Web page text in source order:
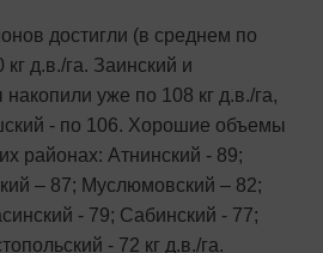
достигли (в среднем по
д.в./га. Заинский и
уже по 108 кг д.в./га,
- по 106. Хорошие объемы
районах: Атнинский - 89;
– 87; Муслюмовский – 82;
- 79; Сабинский - 77;
- 72 кг д.в./га.